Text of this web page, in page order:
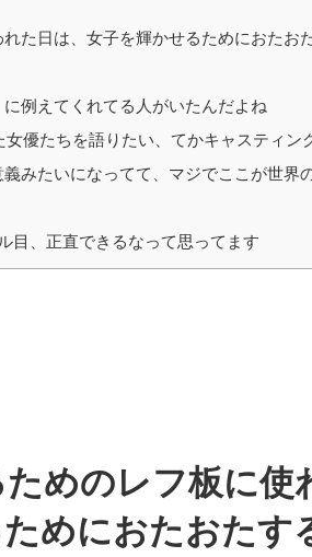
た日は、女子を輝かせるためにおたお
例えてくれてる人がいたんだよね
優たちを語りたい、てかキャスティン
みたいになってて、マジでここが世界
目、正直できるなって思ってます
めのレフ板に使
めにおたおたす